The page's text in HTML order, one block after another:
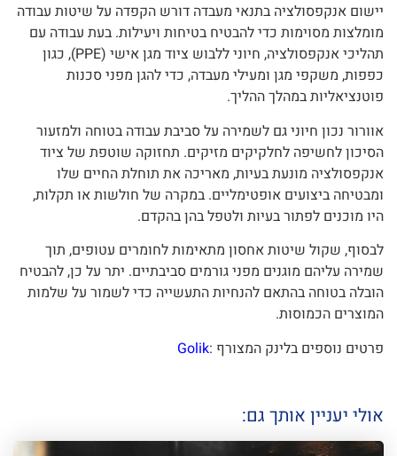
יישום אנקפסולציה בתנאי מעבדה דורש הקפדה על שיטות עבודה
מומלצות מסוימות כדי להבטיח בטיחות ויעילות. בעת עבודה עם
תהליכי אנקפסולציה, חיוני ללבוש ציוד מגן אישי (PPE), כגון
כפפות, משקפי מגן ומעילי מעבדה, כדי להגן מפני סכנות
פוטנציאליות במהלך ההליך.
אוורור נכון חיוני גם לשמירה על סביבת עבודה בטוחה ולמזעור
הסיכון לחשיפה לחלקיקים מזיקים. תחזוקה שוטפת של ציוד
אנקפסולציה מונעת בעיות, מאריכה את תוחלת החיים שלו
ומבטיחה ביצועים אופטימליים. במקרה של חולשות או תקלות,
היו מוכנים לפתור בעיות ולטפל בהן בהקדם.
לבסוף, שקול שיטות אחסון מתאימות לחומרים עטופים, תוך
שמירה עליהם מוגנים מפני גורמים סביבתיים. יתר על כן, להבטיח
הובלה בטוחה בהתאם להנחיות התעשייה כדי לשמור על שלמות
המוצרים הכמוסות.
פרטים נוספים בלינק המצורף :Golik
אולי יעניין אותך גם: